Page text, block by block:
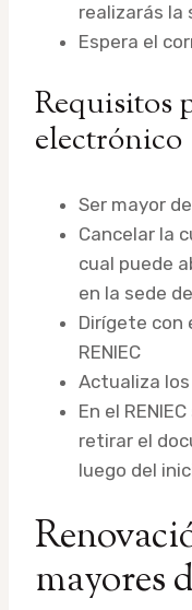
realizarás la
Espera el
Requisitos
electrónico
Ser mayor
Cancelar la
cual puede
en la sede
Dirígete con
RENIEC
Actualiza
En el
retirar el
luego del
mayores